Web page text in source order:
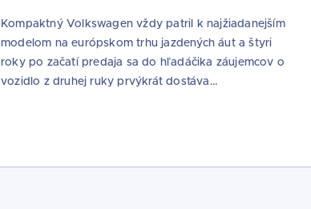
Kompaktný Volkswagen vždy patril k najžiadanejším
modelom na európskom trhu jazdených áut a štyri
roky po začatí predaja sa do hľadáčika záujemcov o
vozidlo z druhej ruky prvýkrát dostáva…